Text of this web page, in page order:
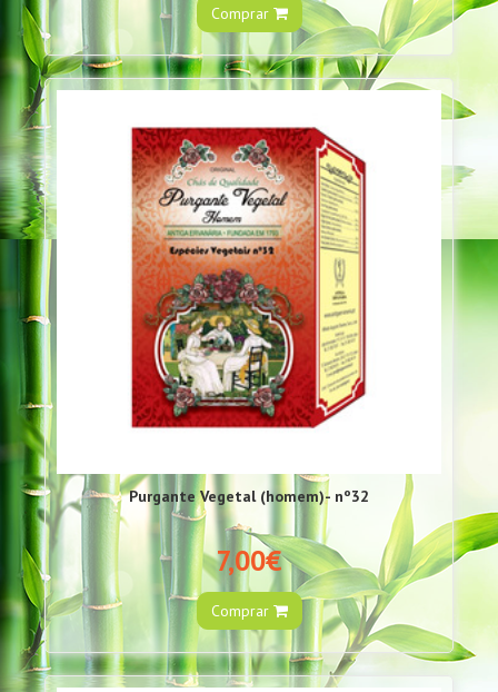
Comprar
Purgante Vegetal (homem)- nº32
7,00€
Comprar